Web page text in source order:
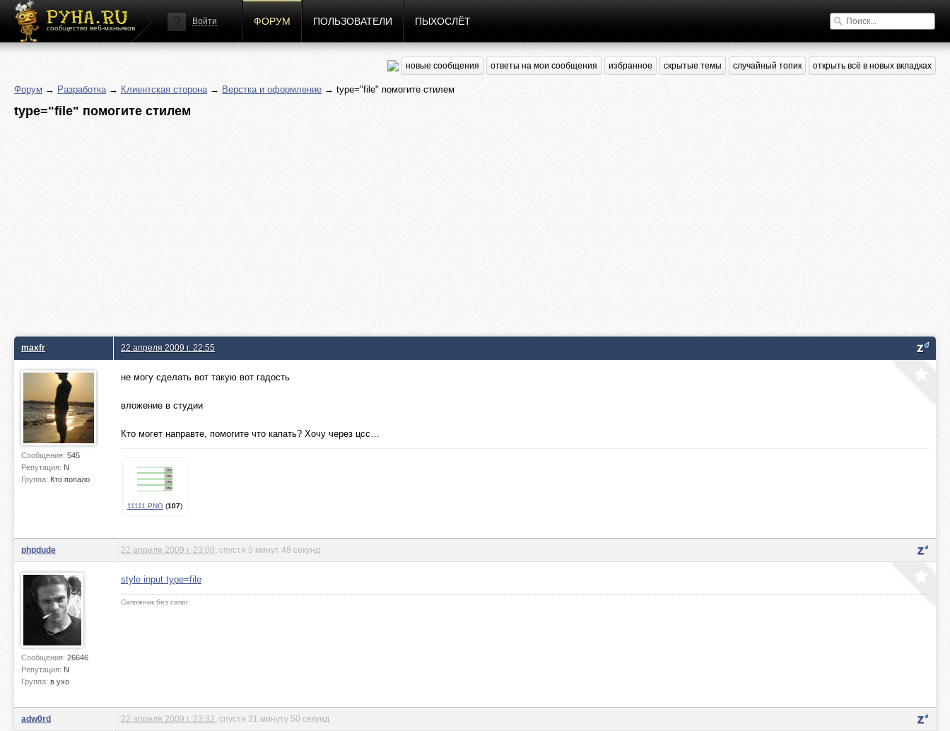
сообщество веб-маньяков
Войти ФОРУМ ПОЛЬЗОВАТЕЛИ ПЫХОСЛЁТ
новые сообщения ответы на мои сообщения избранное скрытые темы случайный топик открыть всё в новых вкладках
Форум → Разработка→ Клиентская сторона→ Верстка и оформление → type="file" помогите стилем
type="file" помогите стилем
maxfr
Сообщения: 545
Репутация: N
Группа: Кто попало
22 апреля 2009 г. 22:55
не могу сделать вот такую вот гадость
вложение в студии
Кто могет направте, помогите что капать? Хочу через цсс…
11111.PNG (107)
phpdude
Сообщения: 26646
Репутация: N
Группа: в ухо
22 апреля 2009 г. 23:00 , спустя 5 минут 48 секунд
style input type=file
Сапожник без сапог
adw0rd 22 апреля 2009 г. 23:32 , спустя 31 минуту 50 секунд